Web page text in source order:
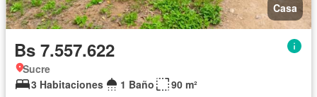
Casa
Bs 7.557.622
Sucre
3 Habitaciones
1 Baño 90 m²